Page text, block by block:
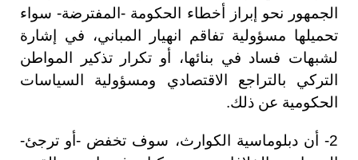
الجمهور نحو إبراز أخطاء الحكومة -المفترضة- سواء
تحميلها مسؤولية تفاقم انهيار المباني، في إشارة
لشبهات فساد في بنائها، أو تكرار تذكير المواطن
التركي بالتراجع الاقتصادي ومسؤولية السياسات
الحكومية عن ذلك.
2- أن دبلوماسية الكوارث، سوف تخفض -أو ترجئ-